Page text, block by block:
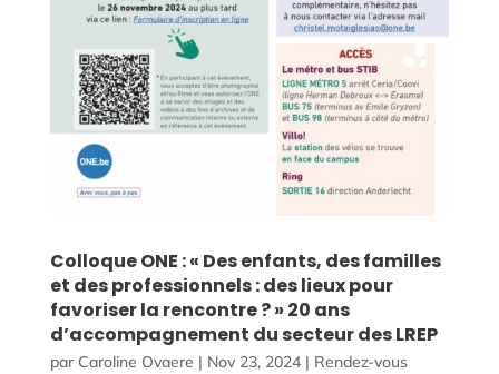
Colloque ONE : « Des enfants, des familles
et des professionnels : des lieux pour
favoriser la rencontre ? » 20 ans
d’accompagnement du secteur des LREP
par Caroline Ovaere | Nov 23, 2024| Rendez-vous